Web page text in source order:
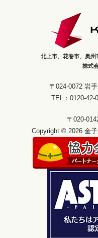
北上市、花巻市、奥
株式
〒024-0072 岩
TEL：0120-
〒020-
Copyright © 2026 金